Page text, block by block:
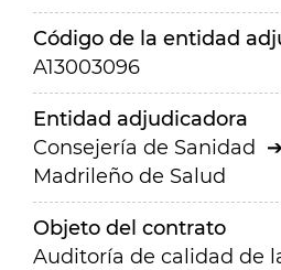
Código de la entidad
A13003096
Entidad adjudicadora
Consejería de Sanidad
Madrileño de Salud
Objeto del contrato
Auditoría de calidad de